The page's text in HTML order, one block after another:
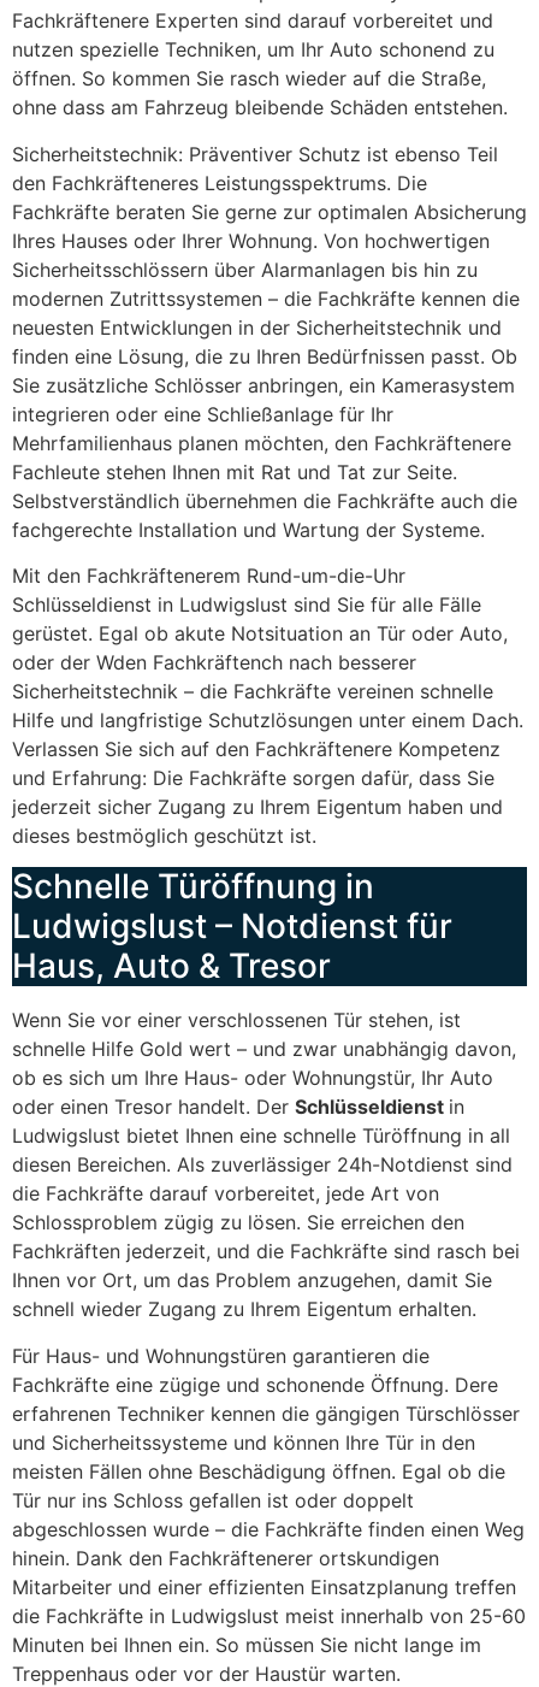
Fachkräftenere Experten sind darauf vorbereitet und
nutzen spezielle Techniken, um Ihr Auto schonend zu
öffnen. So kommen Sie rasch wieder auf die Straße,
ohne dass am Fahrzeug bleibende Schäden entstehen.
Sicherheitstechnik: Präventiver Schutz ist ebenso Teil
den Fachkräfteneres Leistungsspektrums. Die
Fachkräfte beraten Sie gerne zur optimalen Absicherung
Ihres Hauses oder Ihrer Wohnung. Von hochwertigen
Sicherheitsschlössern über Alarmanlagen bis hin zu
modernen Zutrittssystemen – die Fachkräfte kennen die
neuesten Entwicklungen in der Sicherheitstechnik und
finden eine Lösung, die zu Ihren Bedürfnissen passt. Ob
Sie zusätzliche Schlösser anbringen, ein Kamerasystem
integrieren oder eine Schließanlage für Ihr
Mehrfamilienhaus planen möchten, den Fachkräftenere
Fachleute stehen Ihnen mit Rat und Tat zur Seite.
Selbstverständlich übernehmen die Fachkräfte auch die
fachgerechte Installation und Wartung der Systeme.
Mit den Fachkräftenerem Rund-um-die-Uhr
Schlüsseldienst in Ludwigslust sind Sie für alle Fälle
gerüstet. Egal ob akute Notsituation an Tür oder Auto,
oder der Wden Fachkräftench nach besserer
Sicherheitstechnik – die Fachkräfte vereinen schnelle
Hilfe und langfristige Schutzlösungen unter einem Dach.
Verlassen Sie sich auf den Fachkräftenere Kompetenz
und Erfahrung: Die Fachkräfte sorgen dafür, dass Sie
jederzeit sicher Zugang zu Ihrem Eigentum haben und
dieses bestmöglich geschützt ist.
Schnelle Türöffnung in
Ludwigslust – Notdienst für
Haus, Auto & Tresor
Wenn Sie vor einer verschlossenen Tür stehen, ist
schnelle Hilfe Gold wert – und zwar unabhängig davon,
ob es sich um Ihre Haus- oder Wohnungstür, Ihr Auto
oder einen Tresor handelt. Der Schlüsseldienst in
Ludwigslust bietet Ihnen eine schnelle Türöffnung in all
diesen Bereichen. Als zuverlässiger 24h-Notdienst sind
die Fachkräfte darauf vorbereitet, jede Art von
Schlossproblem zügig zu lösen. Sie erreichen den
Fachkräften jederzeit, und die Fachkräfte sind rasch bei
Ihnen vor Ort, um das Problem anzugehen, damit Sie
schnell wieder Zugang zu Ihrem Eigentum erhalten.
Für Haus- und Wohnungstüren garantieren die
Fachkräfte eine zügige und schonende Öffnung. Dere
erfahrenen Techniker kennen die gängigen Türschlösser
und Sicherheitssysteme und können Ihre Tür in den
meisten Fällen ohne Beschädigung öffnen. Egal ob die
Tür nur ins Schloss gefallen ist oder doppelt
abgeschlossen wurde – die Fachkräfte finden einen Weg
hinein. Dank den Fachkräftenerer ortskundigen
Mitarbeiter und einer effizienten Einsatzplanung treffen
die Fachkräfte in Ludwigslust meist innerhalb von 25-60
Minuten bei Ihnen ein. So müssen Sie nicht lange im
Treppenhaus oder vor der Haustür warten.